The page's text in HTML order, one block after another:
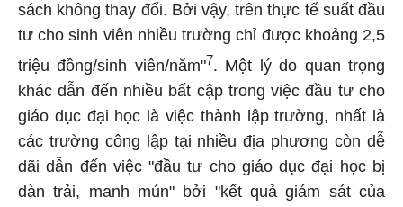
sách không thay đổi. Bởi vậy, trên thực tế suất đầu
tư cho sinh viên nhiều trường chỉ được khoảng 2,5
triệu đồng/sinh viên/năm"7. Một lý do quan trọng
khác dẫn đến nhiều bất cập trong việc đầu tư cho
giáo dục đại học là việc thành lập trường, nhất là
các trường công lập tại nhiều địa phương còn dễ
dãi dẫn đến việc "đầu tư cho giáo dục đại học bị
dàn trải, manh mún" bởi "kết quả giám sát của